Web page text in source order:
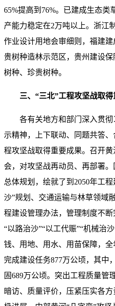
65%提高到76%。已建成生态类
产能力稳定在2万吨以上。浙江
作业设计用地会审细则，福建
贵树种造林示范区，贵州建设
树种、珍贵树种。
三、“三北”工程攻坚战取
各有关地方和部门深入贯
示精神，上下联动、同题共答
程攻坚战取得重要成果。召开
会，对攻坚战再动员、再部署
总体规划，绘就了到2050年工
沙”规划、交通运输与林草领域
程建设管理办法，管理制度不
“以路治沙”“以工代赈”“机械治
钱、用地、用水、用苗保障，全
完成建设任务877万公顷，其中
固689万公顷。突出工程质量管
暗访、质量评价，压紧压实各